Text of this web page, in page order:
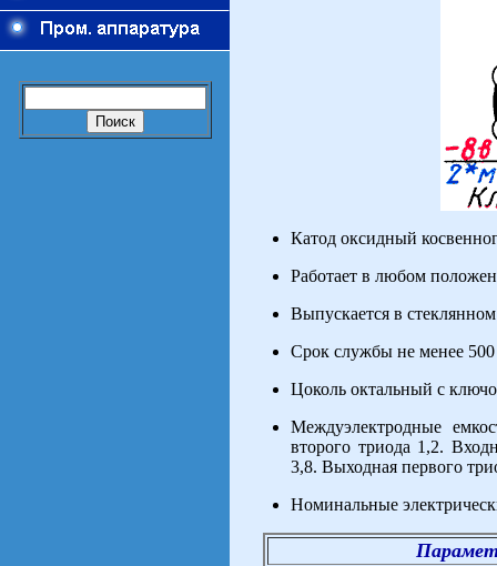
Катод оксидный
Работает в любом
Выпускается в
Срок службы не менее 500
Цоколь октальный с
Междуэлектродные
второго триода 1,2.
3,8. Выходная первого
Номинальные